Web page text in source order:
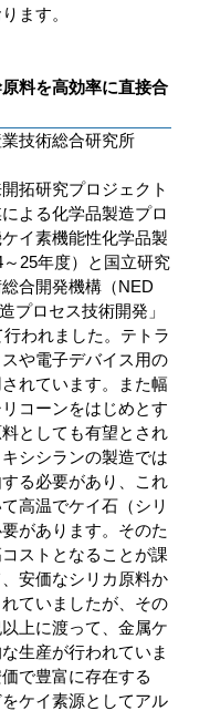
ます。
料を高効率に直接合
技術総合研究所
拓研究プロジェクト
よる化学品製造プロ
イ素機能性化学品製
25年度）と国立研究
合開発機構（NED
プロセス技術開発」
行われました。テトラ
や電子デバイス用の
れています。また幅
コーンをはじめとす
としても有望とされ
シシランの製造では
る必要があり、これ
高温でケイ石（シリ
があります。そのた
ストとなることが課
安価なシリカ原料か
ていましたが、その
上に渡って、金属ケ
生産が行われていま
で豊富に存在する
ケイ素源としてアル